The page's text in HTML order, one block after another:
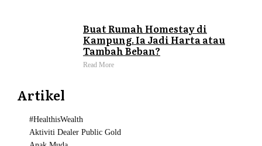
Buat Rumah Homestay di
Kampung. Ia Jadi Harta atau
Tambah Beban?
Read More
Artikel
#HealthisWealth
Aktiviti Dealer Public Gold